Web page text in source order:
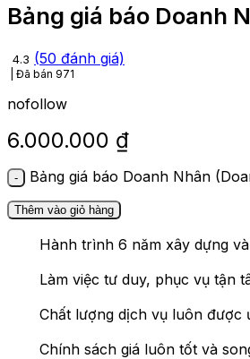
Bảng giá báo Doanh
4.3 (50 đánh giá)
Đã bán 971
nofollow
6.000.000 ₫
Bảng giá báo Doanh Nhân
Thêm vào giỏ hàng
Hành trình 6 năm xây dựng
Làm việc tư duy, phục vụ tận
Chất lượng dịch vụ luôn được
Chính sách giá luôn tốt và